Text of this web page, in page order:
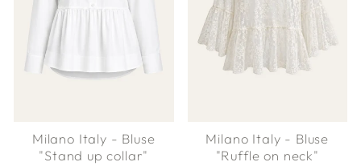
Milano Italy - Bluse
"Stand up collar"
Milano Italy - Bluse
"Ruffle on neck"